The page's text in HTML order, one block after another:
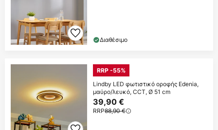
Διαθέσιμο
RRP -55%
Lindby LED φωτιστικό οροφής Edenia,
μαύρο/λευκό, CCT, Ø 51 cm
39,90 €
RRP88,90 €